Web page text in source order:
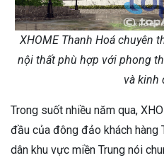
XHOME Thanh Hoá chuyên
nội thất phù hợp với phong
và kinh
Trong suốt nhiều năm qua,
đầu của đông đảo khách hàng
dân khu vực miền Trung nói